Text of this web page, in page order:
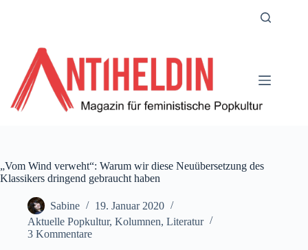
„Vom Wind verweht“: Warum wir diese Neuübersetzung des
Klassikers dringend gebraucht haben
Sabine
19. Januar 2020
Aktuelle Popkultur, Kolumnen, Literatur
3 Kommentare